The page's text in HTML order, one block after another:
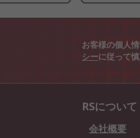
お客様の個人
シーに従って
RSについて
会社概要